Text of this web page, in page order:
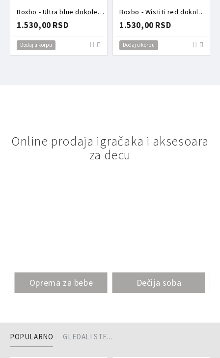
Boxbo - Ultra blue dokolenice
1.530,00 RSD
Dodaj u korpu
Boxbo - Wistiti red dokolenice
1.530,00 RSD
Dodaj u korpu
Online prodaja igračaka i aksesoara
za decu
Oprema za bebe Dečija soba
POPULARNO GLEDALI STE...